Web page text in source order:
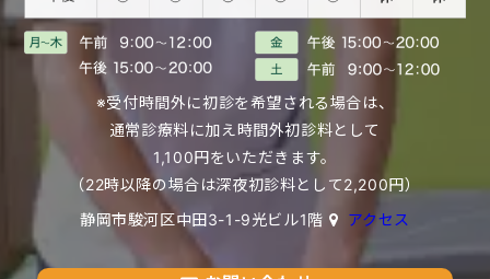
※受付時間外に初診を希望される場合は、
通常診療料に加え時間外初診料として
1,100円をいただきます。
（22時以降の場合は深夜初診料として2,200円）
静岡市駿河区中田3-1-9光ビル1階
アクセス